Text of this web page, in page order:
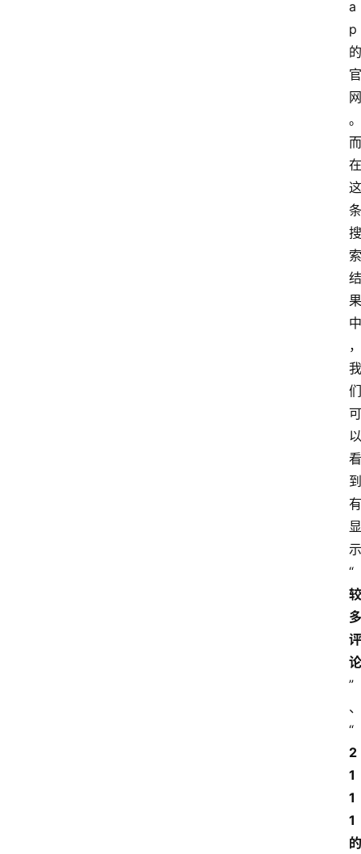
a
p
的
官
网
。
而
在
这
条
搜
索
结
果
中
，
我
们
可
以
看
到
有
显
示
“
较
多
评
论
”
、
“
2
1
1
1
的